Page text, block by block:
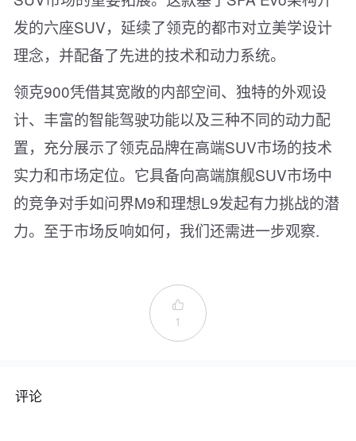
发的六座SUV，延续了领克的都市对立美学设计
理念，并配备了先进的技术和动力系统。
领克900凭借其宽敞的内部空间、独特的外观设
计、丰富的智能驾驶功能以及三种不同的动力配
置，充分展示了领克品牌在高端SUV市场的技术
实力和市场定位。它具备向高端旗舰SUV市场中
的竞争对手如问界M9和理想L9发起有力挑战的潜
力。至于市场反响如何，我们还需进一步观察.

1
评论